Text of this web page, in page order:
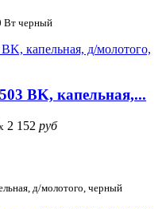
Вт черный
BK, капельная,...
2 152 руб
д/молотого, черный